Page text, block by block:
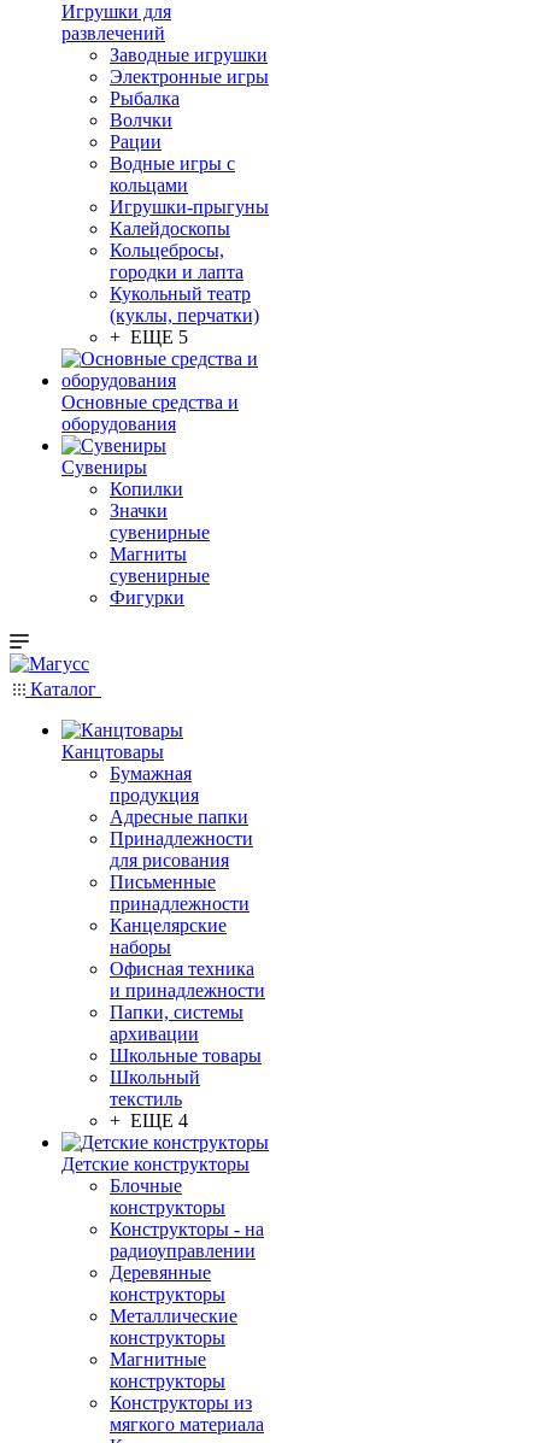
Игрушки для
развлечений
Заводные игрушки
Электронные игры
Рыбалка
Волчки
Рации
Водные игры с
кольцами
Игрушки-прыгуны
Калейдоскопы
Кольцебросы,
городки и лапта
Кукольный театр
(куклы, перчатки)
+ ЕЩЕ 5
Основные средства и
оборудования
Сувениры
Копилки
Значки
сувенирные
Магниты
сувенирные
Фигурки
Каталог
Канцтовары
Бумажная
продукция
Адресные папки
Принадлежности
для рисования
Письменные
принадлежности
Канцелярские
наборы
Офисная техника
и принадлежности
Папки, системы
архивации
Школьные товары
Школьный
текстиль
+ ЕЩЕ 4
Детские конструкторы
Блочные
конструкторы
Конструкторы - на
радиоуправлении
Деревянные
конструкторы
Металлические
конструкторы
Магнитные
конструкторы
Конструкторы из
мягкого материала